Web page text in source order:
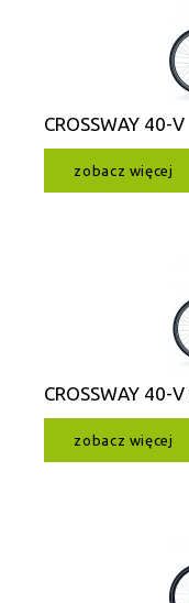
CROSSWAY 40-V
zobacz więcej
CROSSWAY 40-V
zobacz więcej